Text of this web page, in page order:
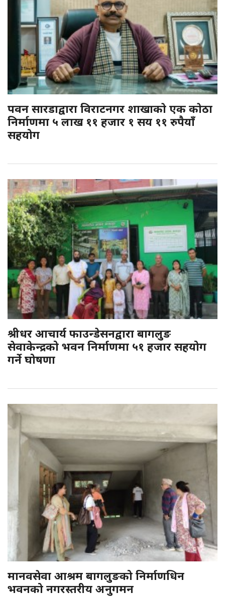
पवन सारडाद्वारा विराटनगर शाखाकाे एक काेठा
निर्माणमा ५ लाख ११ हजार १ सय ११ रुपैयाँ
सहयोग
श्रीधर आचार्य फाउन्डेसनद्वारा बागलुङ
सेवाकेन्द्रको भवन निर्माणमा ५१ हजार सहयोग
गर्ने घोषणा
मानवसेवा आश्रम बागलुङको निर्माणधिन
भवनको नगरस्तरीय अनुगमन